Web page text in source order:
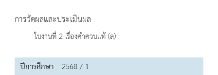
การวัดผลและประเมินผล
ใบงานที่ 2 เรื่องคำควบแท้ (ล)
ปีการศึกษา 2568 / 1